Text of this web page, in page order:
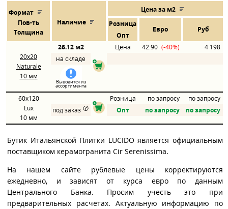
Формат
Пов-ть
Толщина
Наличие
Цена за м2
Розница
Евро Руб
Опт
20x20
Naturale
10 мм
26.12 м2 Цена 42.90 (-40%)
4 198
на складе
Выводится из
ассортимента
60x120
Lux
10 мм
Розница по запросу
по запросу
под заказ
Опт по запросу по запросу
Бутик Итальянской Плитки LUCIDO является официальным
поставщиком керамогранита Cir Serenissima.
На нашем сайте рублевые цены корректируются
ежедневно, и зависят от курса евро по данным
Центрального Банка. Просим учесть это при
предварительных расчетах. Актуальную информацию по